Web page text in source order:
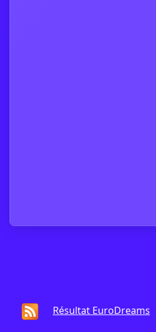
Résultat EuroDreams